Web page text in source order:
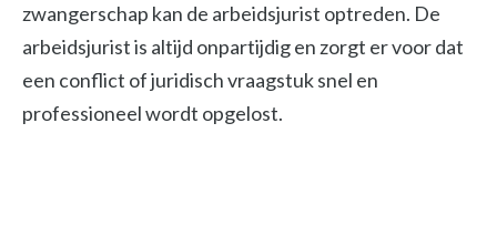
zwangerschap kan de arbeidsjurist optreden. De
arbeidsjurist is altijd onpartijdig en zorgt er voor dat
een conflict of juridisch vraagstuk snel en
professioneel wordt opgelost.